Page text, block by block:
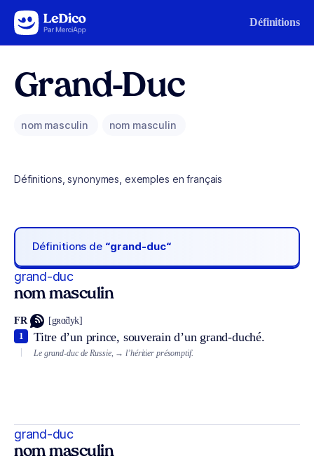
Aller au contenu Définitions
Grand-Duc
nom masculin nom masculin
Définitions, synonymes, exemples en français
Définitions de “grand-duc“
grand-duc
nom masculin
FR [gʀɑ̃dyk]
Titre d’un prince, souverain d’un grand-duché.
1
Le grand-duc de Russie, → l’héritier présomptif.
grand-duc
nom masculin